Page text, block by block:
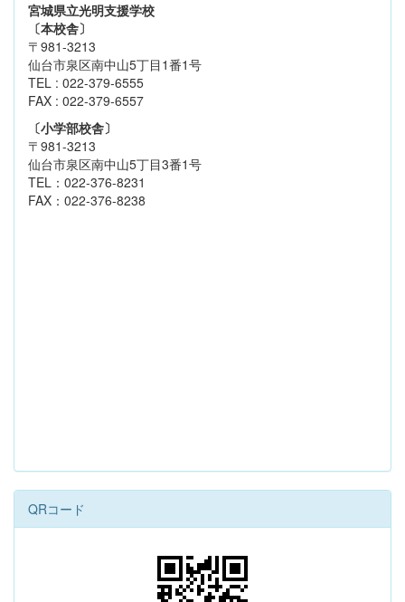
宮城県立光明支援学校
〔本校舎〕
〒981-3213
仙台市泉区南中山5丁目1番1号
TEL : 022-379-6555
FAX : 022-379-6557
〔小学部校舎〕
〒981-3213
仙台市泉区南中山5丁目3番1号
TEL：022-376-8231
FAX：022-376-8238
QRコード